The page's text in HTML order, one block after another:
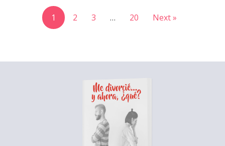
1 2 3 … 20 Next »